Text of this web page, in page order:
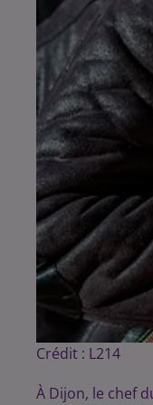
Crédit : L214
À Dijon, le chef